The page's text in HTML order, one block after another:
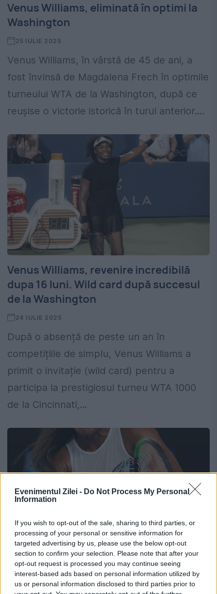
Evenimentul Zilei - Do Not Process My Personal
Information
If you wish to opt-out of the sale, sharing to third parties, or
processing of your personal or sensitive information for
targeted advertising by us, please use the below opt-out
section to confirm your selection. Please note that after your
opt-out request is processed you may continue seeing
interest-based ads based on personal information utilized by
us or personal information disclosed to third parties prior to
Venus Williams, eliminată în optimi la
Washington
25 IULIE 2025
Venus Williams, în vârstă de 45 de ani, a
fost învinsă de Magdalena Frech în optimile
turneului WTA de la Washington, după ce
reușise o victorie istorică în turul anterior....
Venus Williams, revenire incredibilă
dupa 16 luni. Wild card după succesul
de la Washington
24 IULIE 2025
După o absență de peste un an în
competițiile de simplu, Venus Williams a
primit o invitație (wild card) pentru a
participa la prestigiosul turneu WTA 1000
de la Cincinnati,...
Venus Williams devine cea mai în vârstă
jucătoare care câștigă într-un turneu